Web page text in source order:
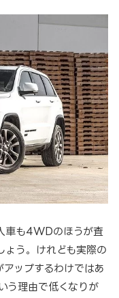
車も4WDのほうが査
ょう。けれども実際の
ップするわけではあ
う理由で低くなりが